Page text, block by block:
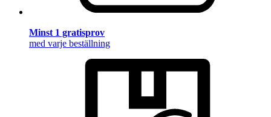
Minst 1 gratisprov
med varje beställning